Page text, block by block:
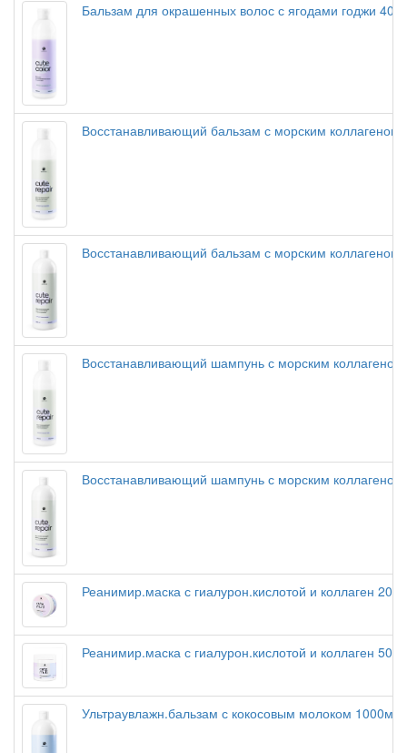
Бальзам для окрашенных волос с ягодами годжи
Восстанавливающий бальзам с морским коллагеном
Восстанавливающий бальзам с морским
Восстанавливающий шампунь с морским коллагеном
Восстанавливающий шампунь с морским
Реанимир.маска с гиалурон.кислотой и коллаген 200
Реанимир.маска с гиалурон.кислотой и коллаген 500
Ультраувлажн.бальзам с кокосовым молоком 1000мл